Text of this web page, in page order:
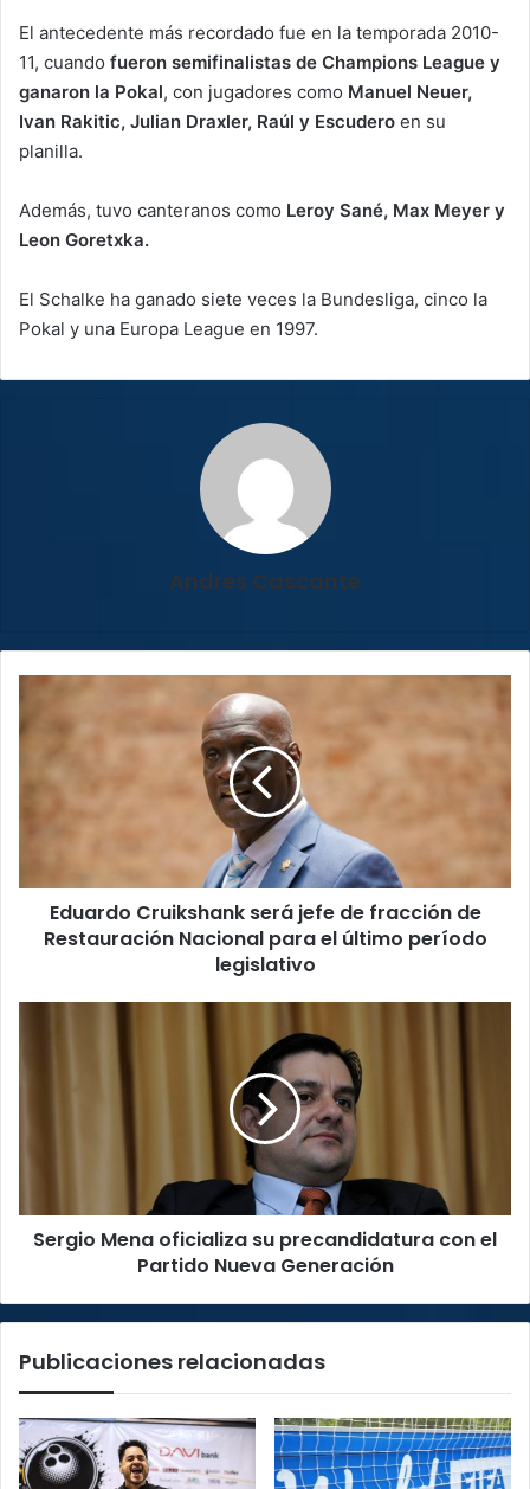
El antecedente más recordado fue en la temporada 2010-
11, cuando fueron semifinalistas de Champions League y
ganaron la Pokal, con jugadores como Manuel Neuer,
Ivan Rakitic, Julian Draxler, Raúl y Escudero en su
planilla.
Además, tuvo canteranos como Leroy Sané, Max Meyer y
Leon Goretxka.
El Schalke ha ganado siete veces la Bundesliga, cinco la
Pokal y una Europa League en 1997.
Andres Cascante
Eduardo
será
de
fracción
Nacional
Eduardo Cruikshank será jefe de fracción de
Restauración Nacional para el último período
legislativo
Nueva
Generación
Sergio Mena oficializa su precandidatura con el
Partido Nueva Generación
Publicaciones relacionadas